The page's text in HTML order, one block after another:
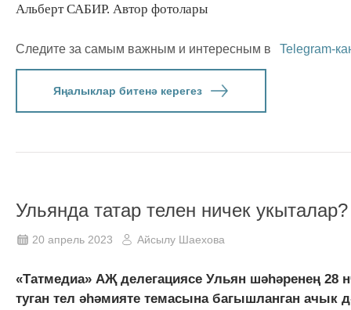
Альберт САБИР. Автор фотолары
Следите за самым важным и интересным в Telegram-
Яңалыклар битенә керегез
Ульянда татар телен ничек укыталар?
20 апрель 2023 Айсылу Шаехова
«Татмедиа» АҖ делегациясе Ульян шәһәренең 28
туган тел әһәмияте темасына багышланган ачык